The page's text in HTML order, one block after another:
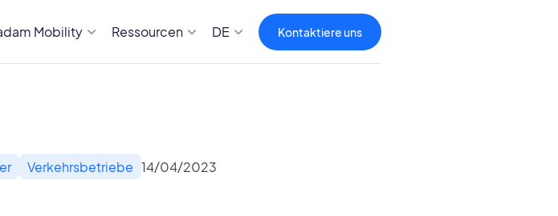
Mobility Ressourcen DE Kontaktiere uns
Verkehrsbetriebe 14/04/2023